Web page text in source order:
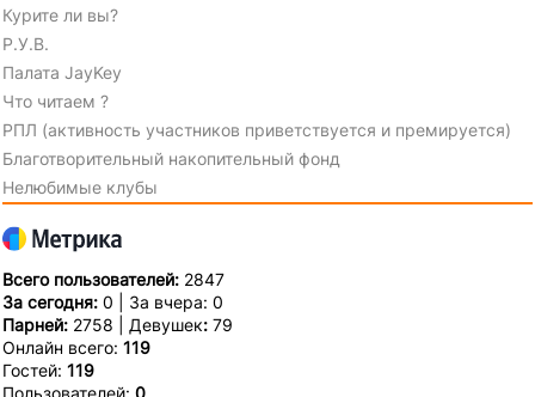
Курите ли вы?
Р.У.В.
Палата JayKey
Что читаем ?
РПЛ (активность участников приветствуется и премируется)
Благотворительный накопительный фонд
Нелюбимые клубы
Всего пользователей: 2847
За сегодня: 0 | За вчера: 0
Парней: 2758 | Девушек: 79
Онлайн всего: 119
Гостей: 119
Пользователей: 0